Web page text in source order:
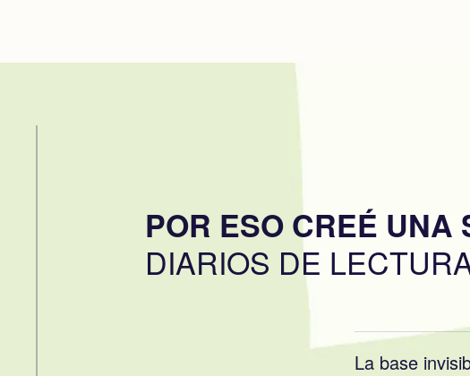
POR ESO CREÉ UNA
DIARIOS DE
La base